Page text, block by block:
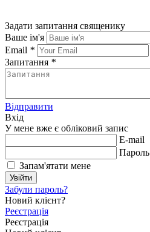
Задати запитання священику
Ваше ім'я
Email *
Запитання *
Відправити
Вхід
У мене вже є обліковий запис
E-mail
Пароль
Запам'ятати мене
Увійти
Забули пароль?
Новий клієнт?
Реєстрація
Реєстрація